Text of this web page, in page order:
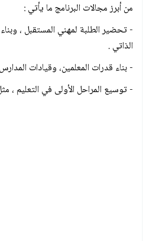
من أبرز مجالات البرنامج ما يأتي :
- تحضير الطلبة لمهني المستقبل ،
الذاتي .
- بناء قدرات المعلمين، وقيادات
- توسيع المراحل الأولى في التعليم ،